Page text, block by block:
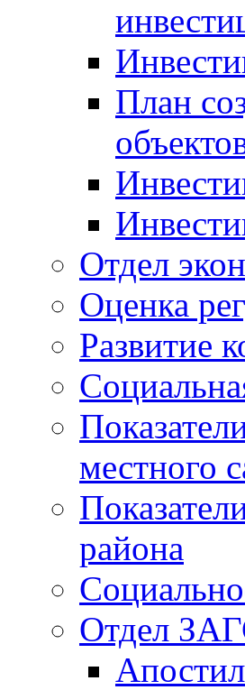
План
Отдел
Оценка
Развитие
местного
района
Отдел